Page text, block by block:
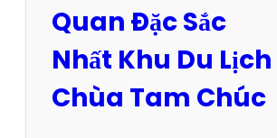
u
L
ị
c
h
Quan Đặc Sắc
Nhất Khu Du Lịch
Chùa Tam Chúc